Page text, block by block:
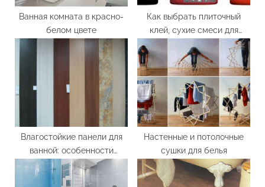
Ванная комната в красно-
белом цвете
Как выбрать плиточный
клей, сухие смеси для
Влагостойкие панели для
ванной: особенности
выбора и монтажа
Настенные и потолочные
сушки для белья